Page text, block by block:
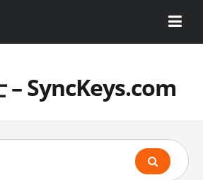
– SyncKeys.com